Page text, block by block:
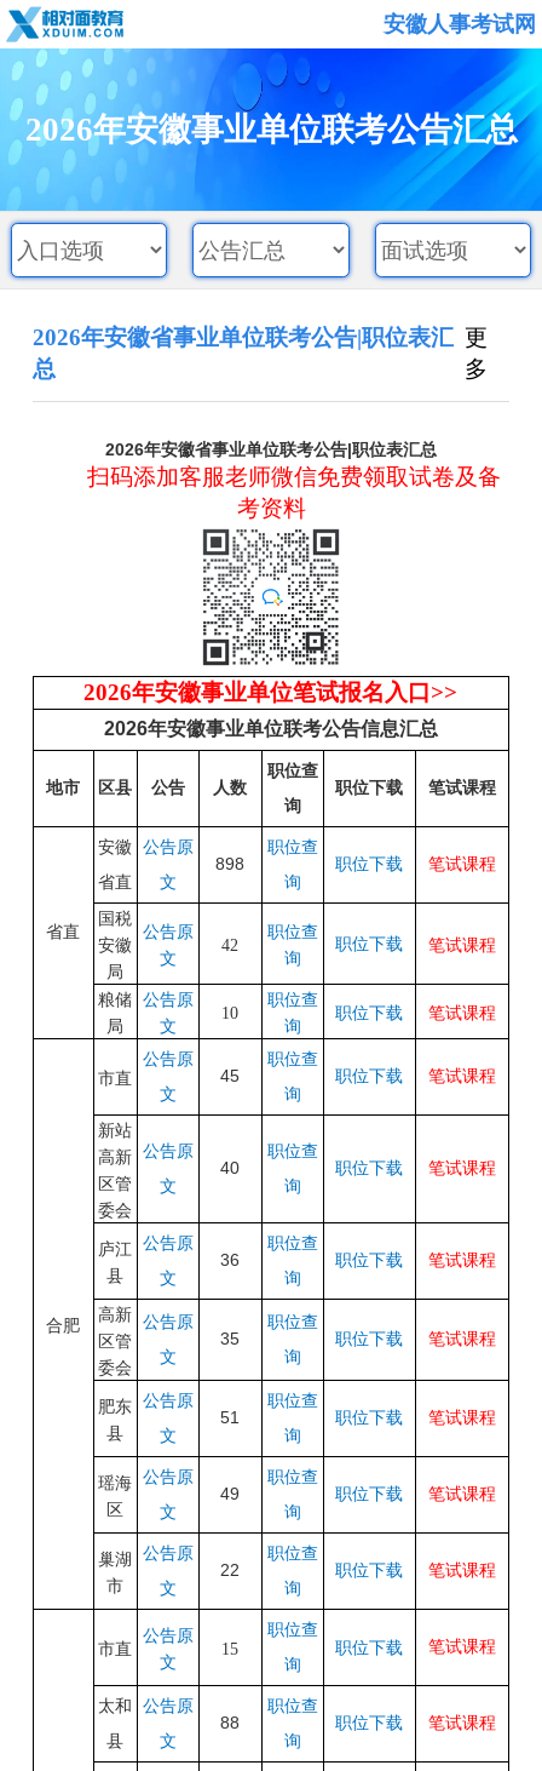
安徽人事考试网
2026年安徽事业单位联考公告汇总
2026年安徽省事业单位联考公告|职位表汇
总
更
多
2026年安徽省事业单位联考公告|职位表汇总
扫码添加客服老师微信免费领取试卷及备
考资料
2026年安徽事业单位笔试报名入口>>
2026年安徽事业单位联考公告信息汇总
地市 区县 公告 人数
职位查
询
职位下载 笔试课程
省直
安徽
省直
公告原
文
898
职位查
询
职位下载 笔试课程
国税
安徽
局
公告原
文
42
职位查
询
职位下载 笔试课程
粮储
局
公告原
文
10
职位查
询
职位下载 笔试课程
合肥
市直
公告原
文
45
职位查
询
职位下载 笔试课程
新站
高新
区管
委会
公告原
文
40
职位查
询
职位下载 笔试课程
庐江
县
公告原
文
36
职位查
询
职位下载 笔试课程
高新
区管
委会
公告原
文
35
职位查
询
职位下载 笔试课程
肥东
县
公告原
文
51
职位查
询
职位下载 笔试课程
瑶海
区
公告原
文
49
职位查
询
职位下载 笔试课程
巢湖
市
公告原
文
22
职位查
询
职位下载 笔试课程
市直
公告原
文
15
职位查
询
职位下载 笔试课程
太和
县
公告原
文
88
职位查
询
职位下载 笔试课程